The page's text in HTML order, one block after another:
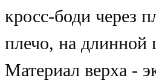
кросс-боди через
плечо, на длинной
Материал верха -